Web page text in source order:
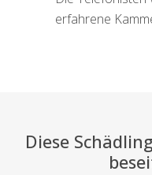
erfahrene
Diese